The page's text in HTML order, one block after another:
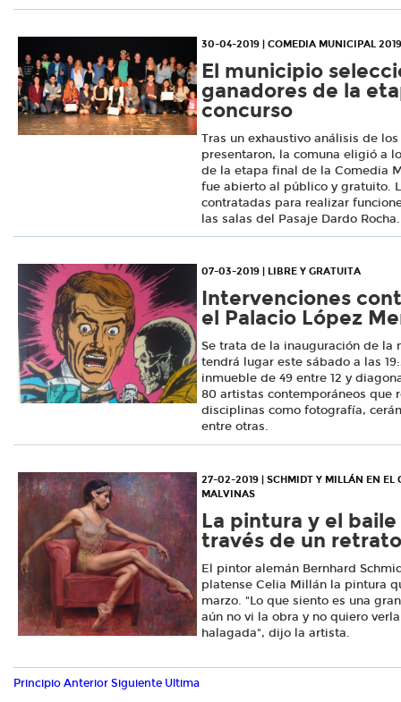
30-04-2019 | COMEDIA MUNICIPAL 2019
El municipio
ganadores de la
concurso
Tras un exhaustivo análisis de
presentaron, la comuna eligió a
de la etapa final de la Comedia
fue abierto al público y gratuito.
contratadas para realizar
las salas del Pasaje Dardo Rocha.
07-03-2019 | LIBRE Y GRATUITA
Intervenciones
el Palacio López
Se trata de la inauguración de la
tendrá lugar este sábado a las
inmueble de 49 entre 12 y
80 artistas contemporáneos que
disciplinas como fotografía,
entre otras.
27-02-2019 | SCHMIDT Y MILLÁN EN EL
MALVINAS
La pintura y el baile
través de un
El pintor alemán Bernhard
platense Celia Millán la pintura
marzo. "Lo que siento es una
aún no vi la obra y no quiero
halagada", dijo la artista.
Principio Anterior Siguiente Ultima